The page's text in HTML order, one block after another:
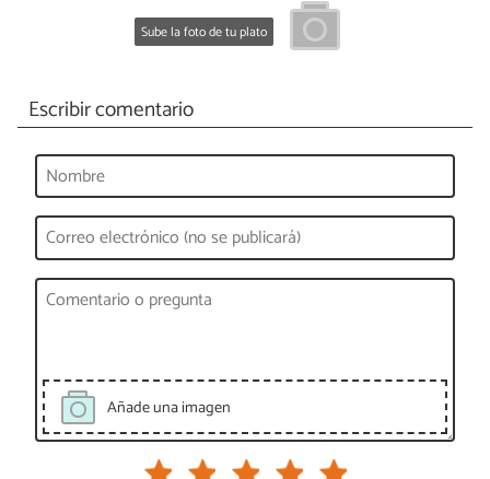
Sube la foto de tu plato
Escribir comentario
Añade una imagen